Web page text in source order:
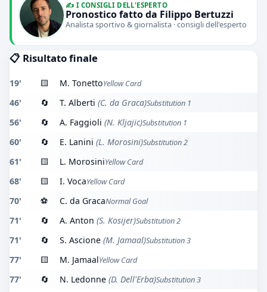
✍️ I CONSIGLI DELL'ESPERTO
Pronostico fatto da Filippo Bertuzzi
Analista sportivo & giornalista · consigli dell'esperto
📋 Risultato finale
19' 🟨 M. TonettoYellow Card
46' 🔄 T. Alberti (C. da Graca)Substitution 1
56' 🔄 A. Faggioli (N. Kljajic)Substitution 1
60' 🔄 E. Lanini (L. Morosini)Substitution 2
61' 🟨 L. MorosiniYellow Card
68' 🟨 I. VocaYellow Card
70' ⚽ C. da GracaNormal Goal
71' 🔄 A. Anton (S. Kosijer)Substitution 2
71' 🔄 S. Ascione (M. Jamaal)Substitution 3
77' 🟨 M. JamaalYellow Card
77' 🔄 N. Ledonne (D. Dell'Erba)Substitution 3